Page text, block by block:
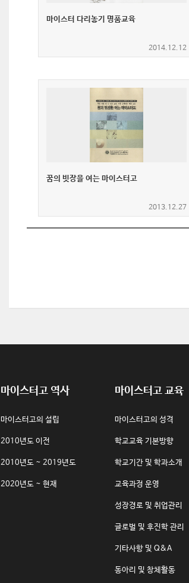
마이스터 다리놓기 명품교육
2014.12.12
꿈의 빗장을 여는 마이스터고
2013.12.27
마이스터고 역사 마이스터고 교육
마이스터고의 설립
2010년도 이전
2010년도 ~ 2019년도
2020년도 ~ 현재
마이스터고의 성격
학교교육 기본방향
학교기간 및 학과소개
교육과정 운영
성장경로 및 취업관리
글로벌 및 후진학 관리
기타사항 및 Q&A
동아리 및 창체활동